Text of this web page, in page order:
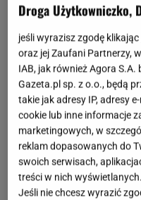
Droga Użytkowniczko,
jeśli wyrazisz zgodę
oraz jej Zaufani Partnerzy,
IAB, jak również Agora
Gazeta.pl sp. z o.o., będą
takie jak adresy IP, adresy
cookie lub inne informacje
marketingowych, w
reklam dopasowanych do
swoich serwisach,
treści w nich
Jeśli nie chcesz wyrazić